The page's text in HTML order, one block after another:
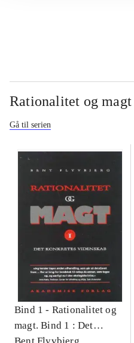
Rationalitet og magt
Gå til serien
Bind 1 - Rationalitet og
magt. Bind 1 : Det